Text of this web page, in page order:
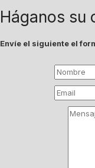
Háganos su
Envíe el siguiente el